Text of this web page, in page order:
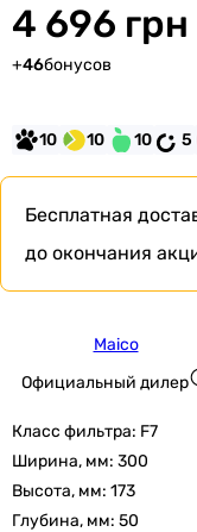
4 696 грн
+46бонусов
10 10 10 5
Бесплатная
до окончания
Maico
Официальный дилер
Класс фильтра: F7
Ширина, мм: 300
Высота, мм: 173
Глубина, мм: 50